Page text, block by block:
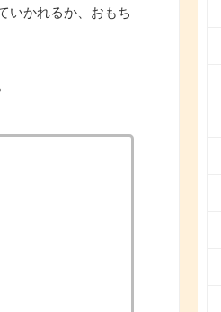
いかれるか、おもち